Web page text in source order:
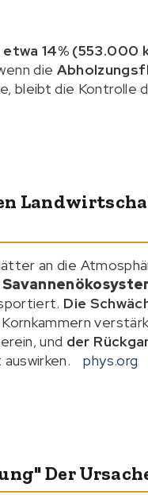
14% (553.000
die
bleibt die Kontrolle
an die
Die
und der
phys.org
Der